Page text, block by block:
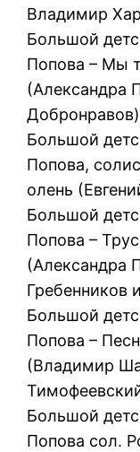
Владимир
Большой
Попова – Мы
(Александра
Добронравов)
Большой
Попова,
олень
Большой
Попова –
(Александра
Гребенников
Большой
Попова –
(Владимир
Большой
Попова сол.